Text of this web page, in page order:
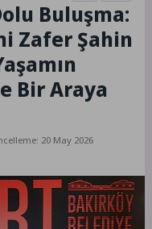
Buluşma:
Zafer Şahin
Bir Araya
20 May 2026